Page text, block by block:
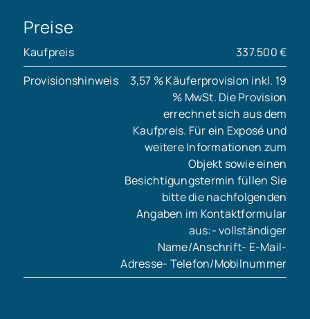
Preise
Kaufpreis
337.500 €
Provisionshinweis
3,57 % Käuferprovision inkl. 19
% MwSt. Die Provision
errechnet sich aus dem
Kaufpreis. Für ein Exposé und
weitere Informationen zum
Objekt sowie einen
Besichtigungstermin füllen Sie
bitte die nachfolgenden
Angaben im Kontaktformular
aus:- vollständiger
Name/Anschrift- E-Mail-
Adresse- Telefon/Mobilnummer